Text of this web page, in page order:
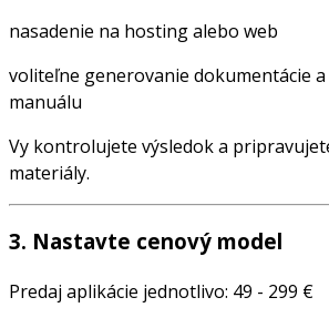
nasadenie na hosting alebo web
voliteľne generovanie dokumentácie
manuálu
Vy kontrolujete výsledok a
materiály.
3. Nastavte cenový model
Predaj aplikácie jednotlivo: 49 - 299 €